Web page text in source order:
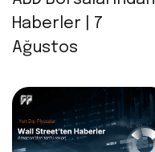
Haberler | 7
Ağustos